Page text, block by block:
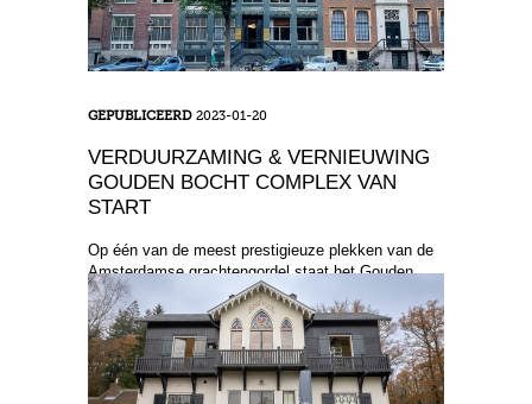
GEPUBLICEERD 2023-01-20
VERDUURZAMING & VERNIEUWING
GOUDEN BOCHT COMPLEX VAN
START
Op één van de meest prestigieuze plekken van de
Amsterdamse grachtengordel staat het Gouden
Bocht Complex. We zijn heel trots te vertellen dat
we zi ...